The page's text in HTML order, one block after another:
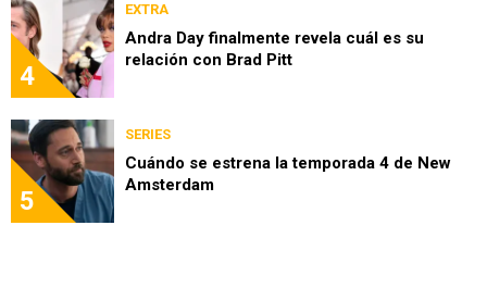
4
EXTRA
Andra Day finalmente revela cuál es su
relación con Brad Pitt
5
SERIES
Cuándo se estrena la temporada 4 de New
Amsterdam